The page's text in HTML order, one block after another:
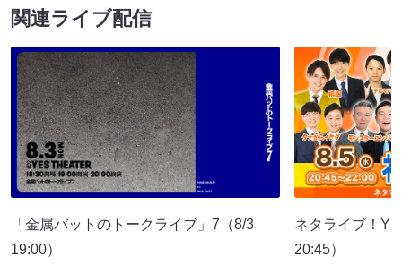
関連ライブ配信
「金属バットのトークライブ」7（8/3
19:00）
ネタライブ！
20:45）